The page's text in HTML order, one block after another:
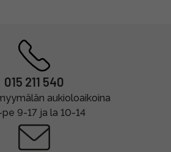
015 211 540
aukioloaikoina
9-17 ja la 10-14